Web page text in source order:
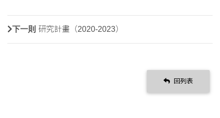
下一則 研究計畫（2020-2023）
回列表